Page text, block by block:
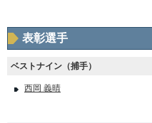
表彰選手
ベストナイン（捕手）
西岡 義晴